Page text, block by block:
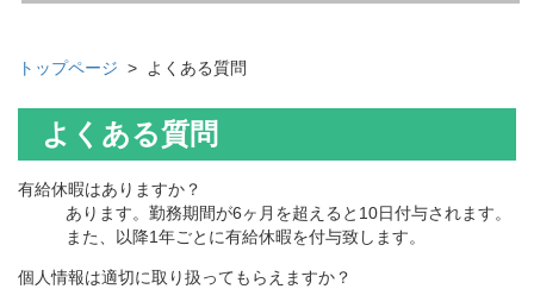
トップページ > よくある質問
よくある質問
有給休暇はありますか？
あります。勤務期間が6ヶ月を超えると10日付与されます。
また、以降1年ごとに有給休暇を付与致します。
個人情報は適切に取り扱ってもらえますか？